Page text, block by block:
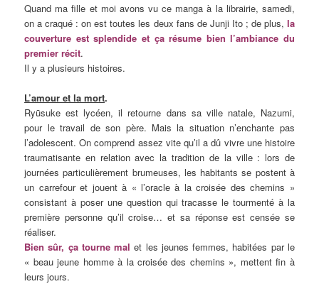
Quand ma fille et moi avons vu ce manga à la librairie, samedi,
on a craqué : on est toutes les deux fans de Junji Ito ; de plus, la
couverture est splendide et ça résume bien l’ambiance du
premier récit.
Il y a plusieurs histoires.
L’amour et la mort.
Ryūsuke est lycéen, il retourne dans sa ville natale, Nazumi,
pour le travail de son père. Mais la situation n’enchante pas
l’adolescent. On comprend assez vite qu’il a dû vivre une histoire
traumatisante en relation avec la tradition de la ville : lors de
journées particulièrement brumeuses, les habitants se postent à
un carrefour et jouent à « l’oracle à la croisée des chemins »
consistant à poser une question qui tracasse le tourmenté à la
première personne qu’il croise… et sa réponse est censée se
réaliser.
Bien sûr, ça tourne mal et les jeunes femmes, habitées par le
« beau jeune homme à la croisée des chemins », mettent fin à
leurs jours.